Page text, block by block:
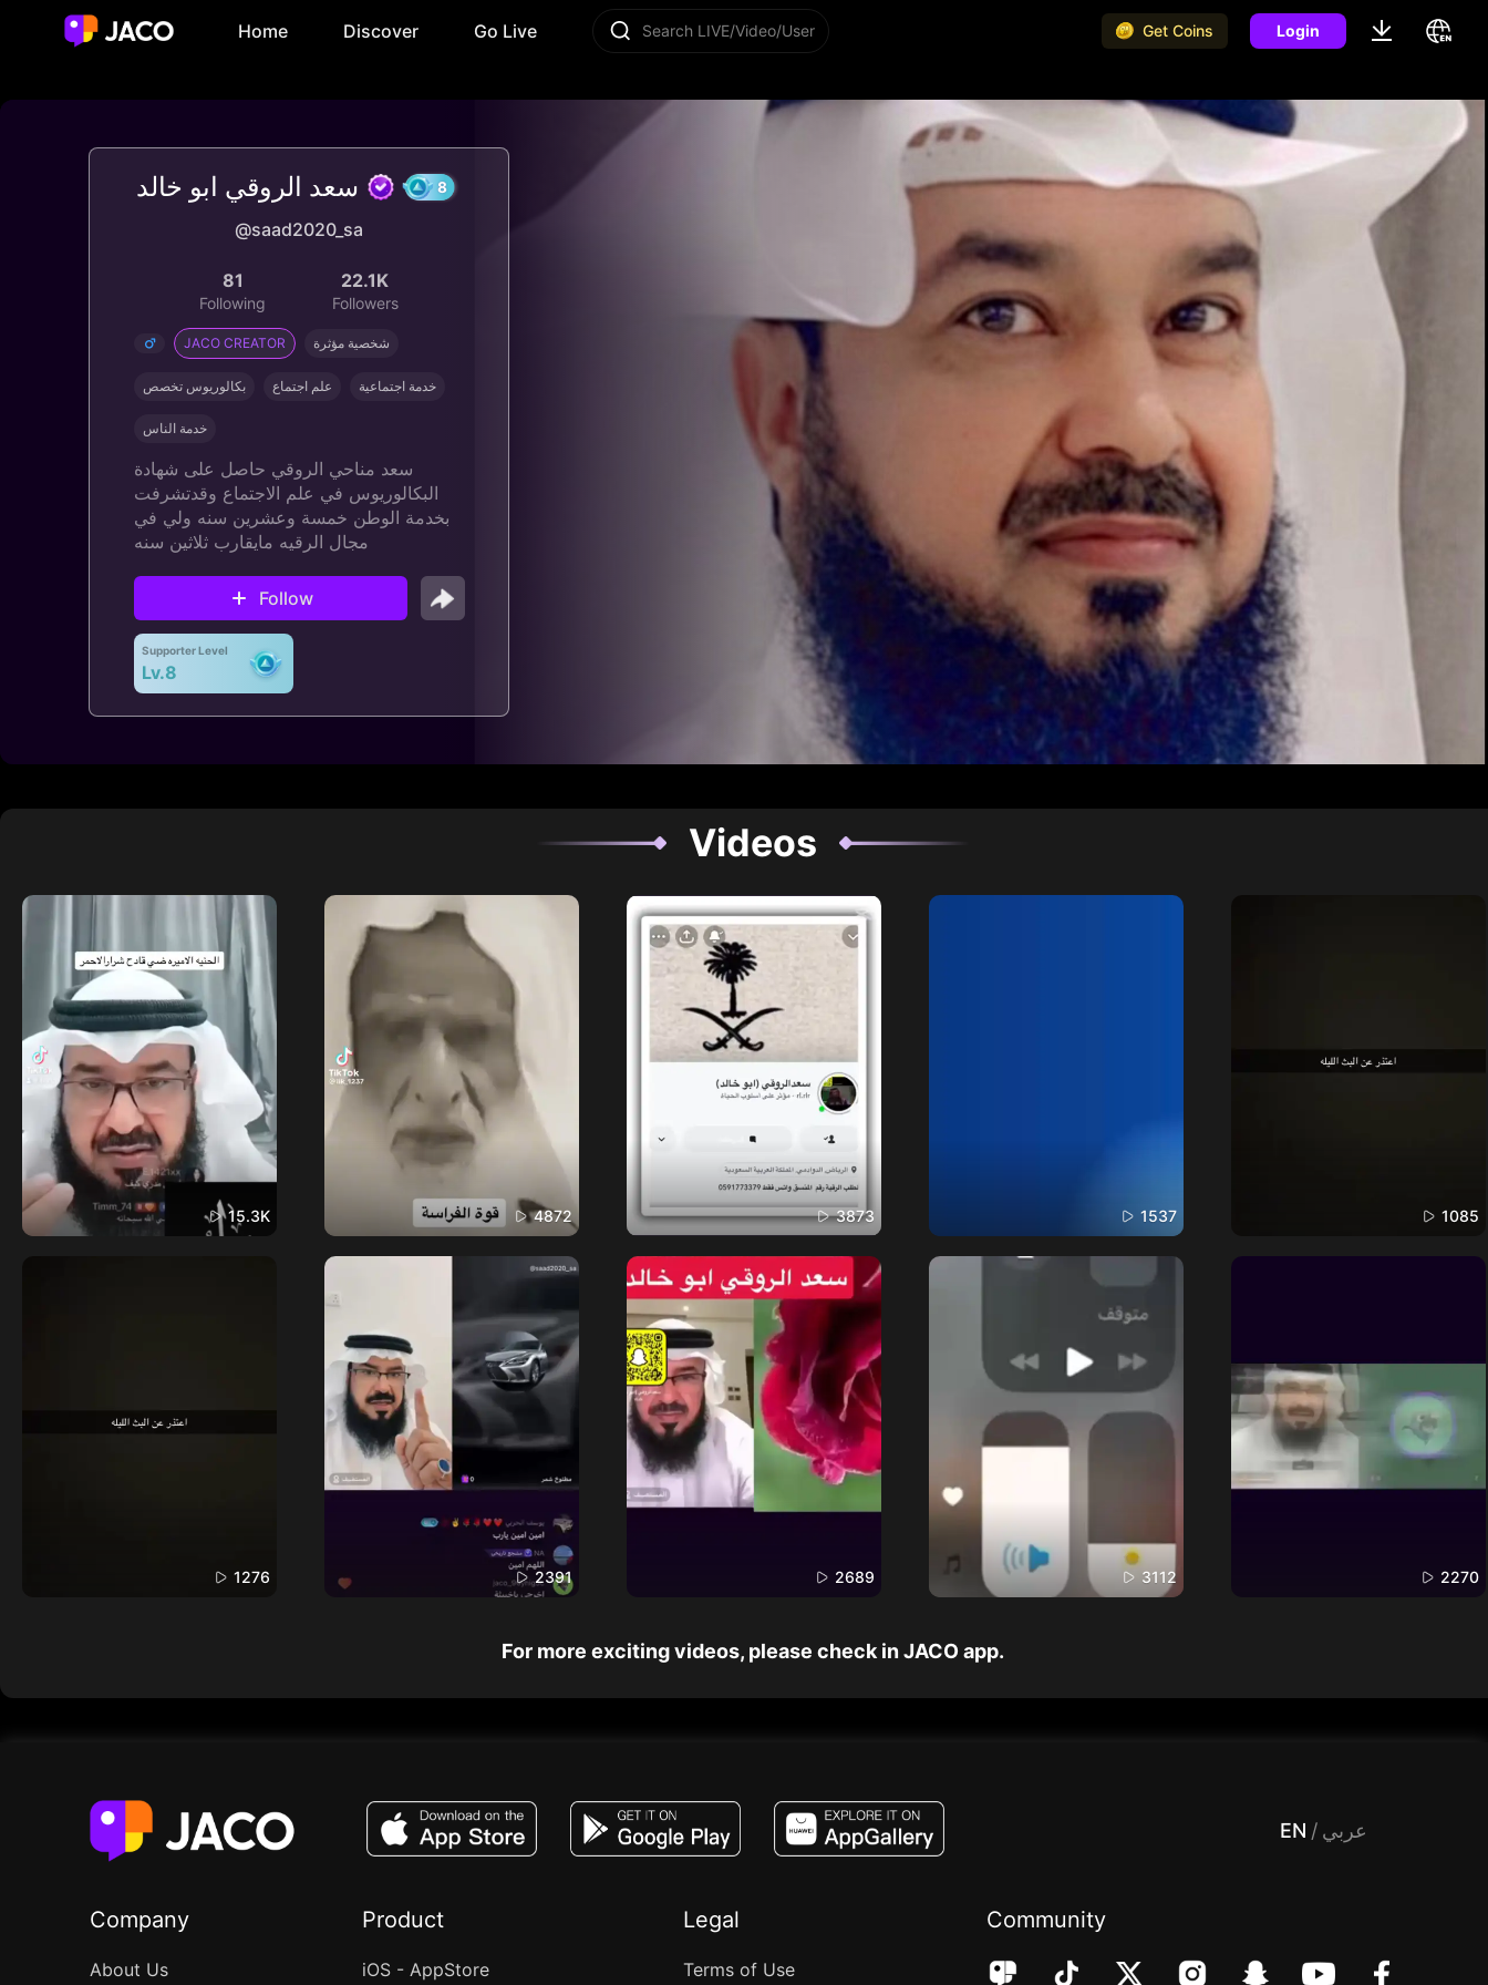
Home Discover Go Live Search LIVE/Video/User Get Coins Login
سعد الروقي ابو خالد
@saad2020_sa
81
Following
22.1K
Followers
JACO CREATOR شخصية مؤثرة
بكالوريوس تخصص علم اجتماع خدمة اجتماعية
خدمة الناس
سعد مناحي الروقي حاصل على شهادة
البكالوريوس في علم الاجتماع وقدتشرفت
بخدمة الوطن خمسة وعشرين سنه ولي في
مجال الرقيه مايقارب ثلاثين سنه
Follow
Supporter Level
Lv.8
Videos
15.3K 4872 3873 1537 1085
1276 2391 2689 3112 2270
For more exciting videos, please check in JACO app.
EN / عربي
Company
About Us
Product
iOS - AppStore
Legal
Terms of Use
Community